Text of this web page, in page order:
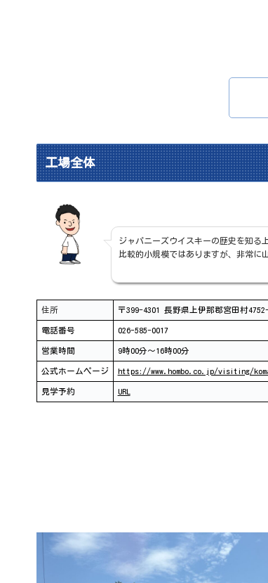
工場全体
ジャパニーズウイスキーの歴史を知る
比較的小規模ではありますが、非常に
住所 〒399-4301 長野県上伊那郡宮田村
電話番号 026-585-0017
営業時間 9時00分～16時00分
公式ホームページ https://www.hombo.co.jp/visiting/
見学予約 URL